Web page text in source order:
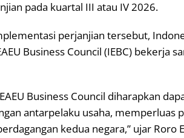
pada kuartal III atau IV 2026.
perjanjian tersebut,
Business Council (IEBC) bekerja
Business Council diharapkan
antarpelaku usaha, memperluas
kedua negara,” ujar Roro